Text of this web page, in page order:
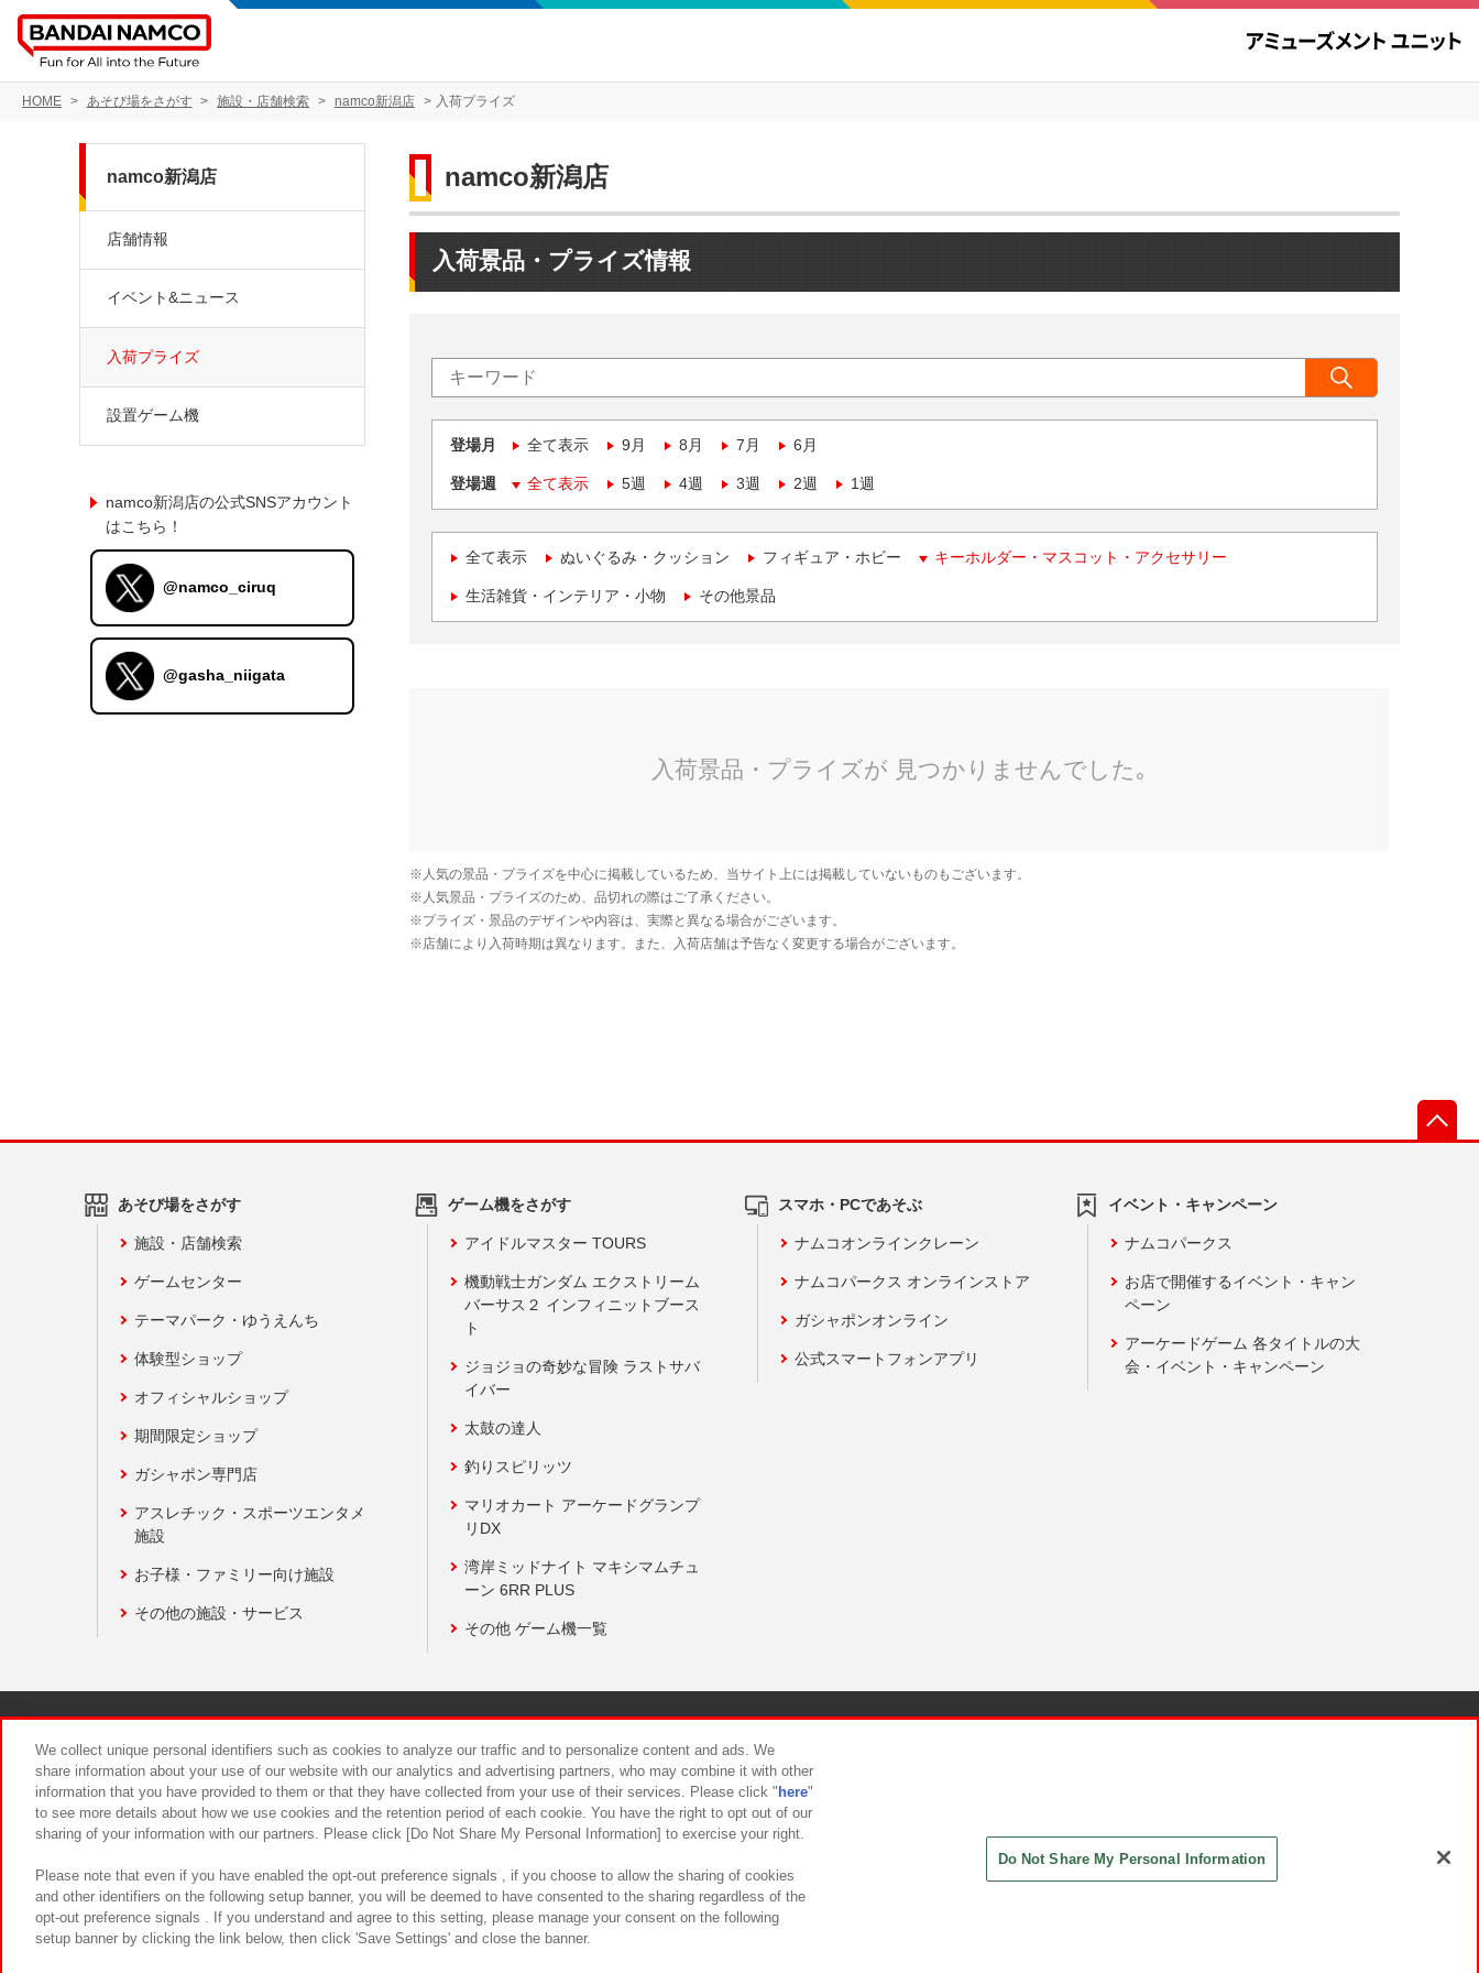
HOME あそび場をさがす 施設・店舗検索 namco新潟店 入荷プライズ
namco新潟店
入荷景品・プライズ情報
登場月 全て表示 9月 8月 7月 6月
登場週 全て表示 5週 4週 3週 2週 1週
全て表示 ぬいぐるみ・クッション フィギュア・ホビー キーホルダー・マスコット・アクセサリー
生活雑貨・インテリア・小物 その他景品
namco新潟店
店舗情報
イベント&ニュース
入荷プライズ
設置ゲーム機
namco新潟店の公式SNSアカウント
はこちら！
@namco_ciruq
@gasha_niigata
あそび場をさがす
施設・店舗検索
ゲームセンター
テーマパーク・ゆうえんち
体験型ショップ
オフィシャルショップ
期間限定ショップ
ガシャポン専門店
アスレチック・スポーツエンタメ
施設
お子様・ファミリー向け施設
その他の施設・サービス
ゲーム機をさがす
アイドルマスター TOURS
機動戦士ガンダム エクストリーム
バーサス２ インフィニットブース
ト
ジョジョの奇妙な冒険 ラストサバ
イバー
太鼓の達人
釣りスピリッツ
マリオカート アーケードグランプ
リDX
湾岸ミッドナイト マキシマムチュ
ーン 6RR PLUS
その他 ゲーム機一覧
スマホ・PCであそぶ
ナムコオンラインクレーン
ナムコパークス オンラインストア
ガシャポンオンライン
公式スマートフォンアプリ
イベント・キャンペーン
ナムコパークス
お店で開催するイベント・キャン
ペーン
アーケードゲーム 各タイトルの大
会・イベント・キャンペーン
食品のご提供について カスタマーハラスメント対応方針
We collect unique personal identifiers such as cookies to analyze our traffic and to personalize content and ads. We
share information about your use of our website with our analytics and advertising partners, who may combine it with other
information that you have provided to them or that they have collected from your use of their services. Please click " here"
to see more details about how we use cookies and the retention period of each cookie. You have the right to opt out of our
sharing of your information with our partners. Please click [Do Not Share My Personal Information] to exercise your right.
Please note that even if you have enabled the opt-out preference signals , if you choose to allow the sharing of cookies
and other identifiers on the following setup banner, you will be deemed to have consented to the sharing regardless of the
opt-out preference signals . If you understand and agree to this setting, please manage your consent on the following
setup banner by clicking the link below, then click 'Save Settings' and close the banner.
Do Not Share My Personal Information